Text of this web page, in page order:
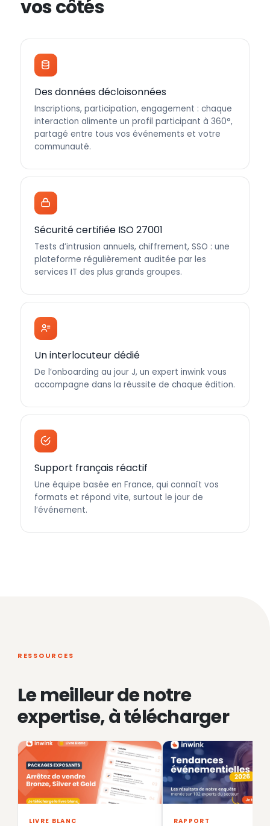
vos côtés
Des données décloisonnées
Inscriptions, participation, engagement : chaque
interaction alimente un profil participant à 360°,
partagé entre tous vos événements et votre
communauté.
Sécurité certifiée ISO 27001
Tests d’intrusion annuels, chiffrement, SSO : une
plateforme régulièrement auditée par les
services IT des plus grands groupes.
Un interlocuteur dédié
De l’onboarding au jour J, un expert inwink vous
accompagne dans la réussite de chaque édition.
Support français réactif
Une équipe basée en France, qui connaît vos
formats et répond vite, surtout le jour de
l’événement.
RESSOURCES
Le meilleur de notre
expertise, à télécharger
LIVRE BLANC RAPPORT